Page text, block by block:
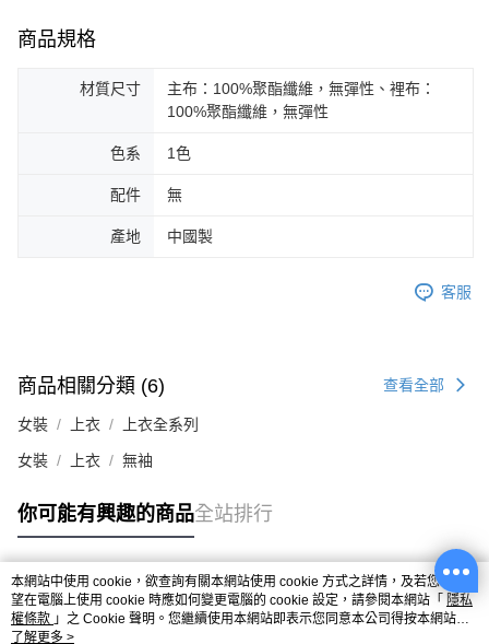
商品規格
材質尺寸
主布：100%聚酯纖維，無彈性、裡布：
100%聚酯纖維，無彈性
色系 1色
配件 無
產地 中國製
客服
商品相關分類 (6) 查看全部
女裝 上衣 上衣全系列
女裝 上衣 無袖
你可能有興趣的商品全站排行
熱門標籤
本網站中使用 cookie，欲查詢有關本網站使用 cookie 方式之詳情，及若您不希
望在電腦上使用 cookie 時應如何變更電腦的 cookie 設定，請參閱本網站「 隱私
權條款 」之 Cookie 聲明。您繼續使用本網站即表示您同意本公司得按本網站使
用條款之 Cookie 聲明使用 cookie。
了解更多 >